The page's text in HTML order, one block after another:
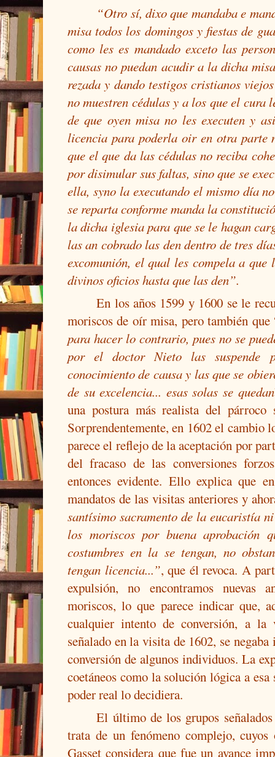
“Otro sí, dixo que mandaba e
misa todos los domingos y fiestas de
como les es mandado exceto las
causas no puedan acudir a la dicha
rezada y dando testigos cristianos
no muestren cédulas y a los que el cura
de que oyen misa no les executen y
licencia para poderla oir en otra parte
que el que da las cédulas no reciba
por disimular sus faltas, sino que se
ella, syno la executando el mismo día
se reparta conforme manda la
la dicha iglesia para que se le hagan
las an cobrado las den dentro de tres
excomunión, el qual les compela a
divinos oficios hasta que las den”.
En los años 1599 y 1600 se le
moriscos de oír misa, pero también que
para hacer lo contrario, pues no se
por el doctor Nieto las suspende
conocimiento de causa y las que se
de su excelencia... esas solas se quedan
una postura más realista del
Sorprendentemente, en 1602 el cambio
parece el reflejo de la aceptación por
del fracaso de las conversiones
entonces evidente. Ello explica que
mandatos de las visitas anteriores y
santísimo sacramento de la eucaristía
los moriscos por buena aprobación
costumbres en la se tengan, no
tengan licencia...”, que él revoca. A
expulsión, no encontramos nuevas
moriscos, lo que parece indicar que,
cualquier intento de conversión, a
señalado en la visita de 1602, se
conversión de algunos individuos. La
coetáneos como la solución lógica a
poder real lo decidiera.
El último de los grupos
trata de un fenómeno complejo,
Gasset considera que fue un avance